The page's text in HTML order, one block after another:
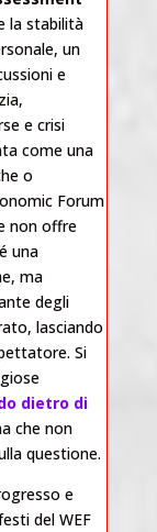
la stabilità
un
e
e crisi
come una
o
Forum
non offre
una
ma
degli
lasciando
Si
dietro di
che non
questione.
e
del WEF